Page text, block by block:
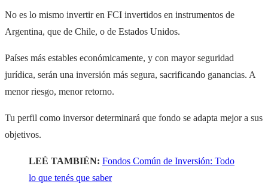
No es lo mismo invertir en FCI invertidos en instrumentos de
Argentina, que de Chile, o de Estados Unidos.
Países más estables económicamente, y con mayor seguridad
jurídica, serán una inversión más segura, sacrificando ganancias. A
menor riesgo, menor retorno.
Tu perfil como inversor determinará que fondo se adapta mejor a sus
objetivos.
LEÉ TAMBIÉN: Fondos Común de Inversión: Todo
lo que tenés que saber